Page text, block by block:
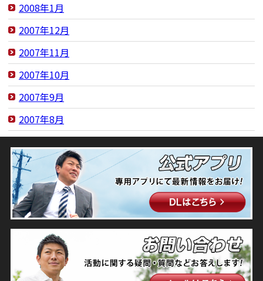
2008年1月
2007年12月
2007年11月
2007年10月
2007年9月
2007年8月